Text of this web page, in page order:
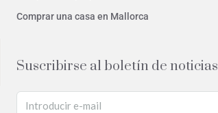
Comprar una casa en Mallorca
Suscribirse al boletín de noticias